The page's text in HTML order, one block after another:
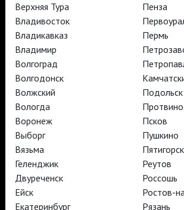
TheatreHD Балет в кино
АРТ-ЛЕКТОРИЙ В КИНО
TheatreHD
АРТ-ЛЕКТОРИЙ В КИНО
TheatreHD
TheatreHD Опера
TheatreHD Балет в кино
АРТ-ЛЕКТОРИЙ В КИНО
TheatreHD
Верхняя Тура
Владивосток
Владикавказ
Владимир
Волгоград
Волгодонск
Волжский
Вологда
Воронеж
Выборг
Вязьма
Геленджик
Двуреченск
Ейск
Екатеринбург
Пенза
Пермь
Подольск
Протвино
Псков
Пушкино
Пятигорск
Реутов
Россошь
Ростов-
Рязань